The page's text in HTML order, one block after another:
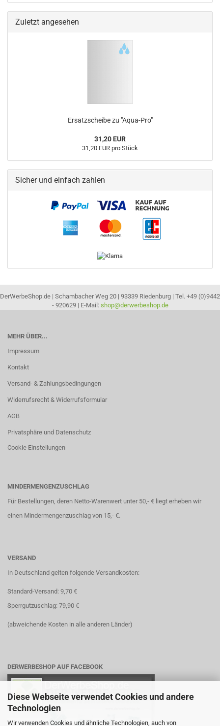
Diese Webseite verwendet Cookies und andere
Technologien
Wir verwenden Cookies und ähnliche Technologien, auch von
Zuletzt angesehen
Ersatzscheibe zu "Aqua-Pro"
31,20 EUR
31,20 EUR pro Stück
Sicher und einfach zahlen
DerWerbeShop.de | Schambacher Weg 20 | 93339 Riedenburg | Tel. +49 (0)9442
- 920629 | E-Mail: shop@derwerbeshop.de
MEHR ÜBER...
Impressum
Kontakt
Versand- & Zahlungsbedingungen
Widerrufsrecht & Widerrufsformular
AGB
Privatsphäre und Datenschutz
Cookie Einstellungen
MINDERMENGENZUSCHLAG
Für Bestellungen, deren Netto-Warenwert unter 50,- € liegt erheben wir
einen Mindermengenzuschlag von 15,- €.
VERSAND
In Deutschland gelten folgende Versandkosten:
Standard-Versand: 9,70 €
Sperrgutzuschlag: 79,90 €
(abweichende Kosten in alle anderen Länder)
DERWERBESHOP AUF FACEBOOK